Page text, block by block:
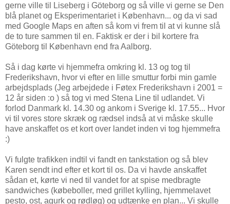
gerne ville til Liseberg i Göteborg og så ville vi gerne se Den
blå planet og Eksperimentariet i København... og da vi sad
med Google Maps en aften så kom vi frem til at vi kunne slå
de to ture sammen til en. Faktisk er der i bil kortere fra
Göteborg til København end fra Aalborg.
Så i dag kørte vi hjemmefra omkring kl. 13 og tog til
Frederikshavn, hvor vi efter en lille smuttur forbi min gamle
arbejdsplads (Jeg arbejdede i Føtex Frederikshavn i 2001 =
12 år siden :o ) så tog vi med Stena Line til udlandet. Vi
forlod Danmark kl. 14.30 og ankom i Sverige kl. 17.55... Hvor
vi til vores store skræk og rædsel indså at vi måske skulle
have anskaffet os et kort over landet inden vi tog hjemmefra
:)
Vi fulgte trafikken indtil vi fandt en tankstation og så blev
Karen sendt ind efter et kort til os. Da vi havde anskaffet
sådan et, kørte vi ned til vandet for at spise medbragte
sandwiches (købeboller, med grillet kylling, hjemmelavet
pesto, ost, agurk og rødløg) og udtænke en plan... Vi skulle